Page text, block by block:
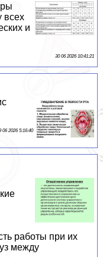
всех
и
30 06 2026 10:41:21
06 2026 5:16:40
работы при их
между